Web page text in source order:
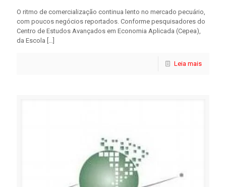
O ritmo de comercialização continua lento no mercado pecuário,
com poucos negócios reportados. Conforme pesquisadores do
Centro de Estudos Avançados em Economia Aplicada (Cepea),
da Escola […]
Leia mais